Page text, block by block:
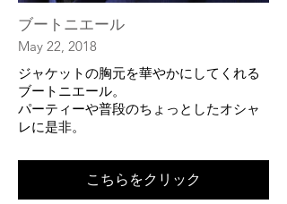
ブートニエール
May 22, 2018
ジャケットの胸元を華やかにしてくれる
ブートニエール。
​パーティーや普段のちょっとしたオシャ
レに是非。
こちらをクリック